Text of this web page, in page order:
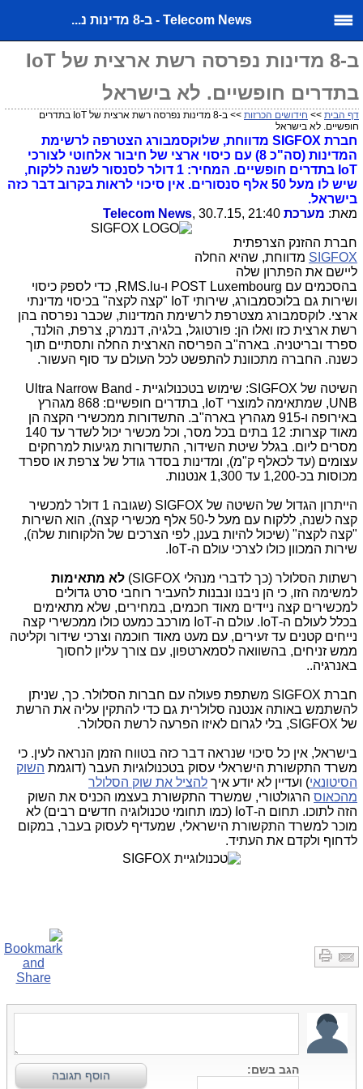
Telecom News - ב-8 מדינות נ...
ב-8 מדינות נפרסה רשת ארצית של IoT
בתדרים חופשיים. לא בישראל
דף הבית >> חידושים הכרזות
>> ב-8 מדינות נפרסה רשת ארצית של IoT בתדרים
חופשיים. לא בישראל
חברת SIGFOX מדווחת, שלוקסמבורג הצטרפה לרשימת
המדינות (סה"כ 8) עם כיסוי ארצי של חיבור אלחוטי לצורכי
IoT בתדרים חופשיים. המחיר: 1 דולר לסנסור לשנה ללקוח,
שיש לו מעל 50 אלף סנסורים. אין סיכוי לראות בקרוב דבר כזה
בישראל.
מאת: מערכת Telecom News , 30.7.15, 21:40
חברת ההזנק הצרפתית
SIGFOX מדווחת, שהיא החלה
ליישם את הפתרון שלה
בהסכמים עם POST Luxembourg ו-RMS.lu, כדי לספק כיסוי
ושירות גם בלוכסמבורג, שירותי IoT "קצה לקצה" בכיסוי מדינתי
ארצי. לוקסמבורג מצטרפת לרשימת המדינות, שכבר נפרסה בהן
רשת ארצית כזו ואלו הן: פורטוגל, בלגיה, דנמרק, צרפת, הולנד,
ספרד ובריטניה. בארה"ב הפריסה הארצית החלה ותסתיים תוך
כשנה. החברה מתכוונת להתפשט לכל העולם עד סוף העשור.
השיטה של SIGFOX: שימוש בטכנולוגיית Ultra Narrow Band -
UNB, שמתאימה למוצרי IoT, בתדרים חופשיים: 868 מגהרץ
באירופה ו-915 מגהרץ בארה"ב. התשדורות ממכשירי הקצה הן
מאוד קצרות: 12 בתים בכל מסר, וכל מכשיר יכול לשדר עד 140
מסרים ליום. בגלל שיטת השידור, התשדורות מגיעות למרחקים
עצומים (עד לכאלף ק"מ), ומדינות בסדר גודל של צרפת או ספרד
מכוסות בכ-1,200 עד 1,300 אנטנות.
הייתרון הגדול של השיטה של SIGFOX (שגובה 1 דולר למכשיר
קצה לשנה, ללקוח עם מעל ל-50 אלף מכשירי קצה), הוא השירות
"קצה לקצה" (שיכול להיות בענן, לפי הצרכים של הלקוחות שלה),
שירות המכוון כולו לצרכי עולם ה-IoT.
רשתות הסלולר (כך לדברי מנהלי SIGFOX)
לא מתאימות
למשימה הזו, כי הן ניבנו ונבנות להעביר רוחבי סרט גדולים
למכשירים קצה ניידים מאוד חכמים, במחירים, שלא מתאימים
בכלל לעולם ה-IoT. עולם ה-IoT מורכב כמעט כולו ממכשירי קצה
נייחים קטנים עד זעירים, עם מעט מאוד חוכמה וצרכי שידור וקליטה
ממש זניחים, בהשוואה לסמארטפון, עם צורך עליון לחסוך
באנרגיה..
חברת SIGFOX משתפת פעולה עם חברות הסלולר. כך, שניתן
להשתמש באותה אנטנה סלולרית גם כדי להתקין עליה את הרשת
של SIGFOX, בלי לגרום לאיזו הפרעה לרשת הסלולר.
בישראל, אין כל סיכוי שנראה דבר כזה בטווח הזמן הנראה לעין. כי
משרד התקשורת הישראלי עסוק בטכנולוגיות העבר (דוגמת השוק
הסיטונאי) ועדיין לא יודע איך להציל את שוק הסלולר
מהכאוס הרגולטורי, שמשרד התקשורת בעצמו הכניס את השוק
הזה לתוכו. תחום ה-IoT (כמו תחומי טכנולוגיה חדשים רבים) לא
מוכר למשרד התקשורת הישראלי, שמעדיף לעסוק בעבר, במקום
לדחוף ולקדם את העתיד.